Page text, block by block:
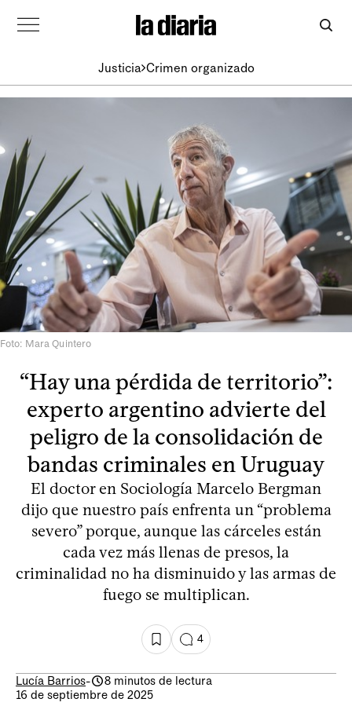
Justicia Crimen organizado
Foto: Mara Quintero
“Hay una pérdida de territorio”:
experto argentino advierte del
peligro de la consolidación de
bandas criminales en Uruguay
El doctor en Sociología Marcelo Bergman
dijo que nuestro país enfrenta un “problema
severo” porque, aunque las cárceles están
cada vez más llenas de presos, la
criminalidad no ha disminuido y las armas de
fuego se multiplican.
4
Lucía Barrios-
8 minutos de lectura
16 de septiembre de 2025